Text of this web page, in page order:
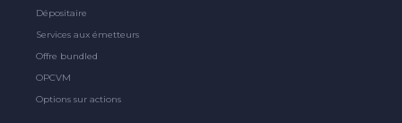
Dépositaire
Services aux émetteurs
Offre bundled
OPCVM
Options sur actions